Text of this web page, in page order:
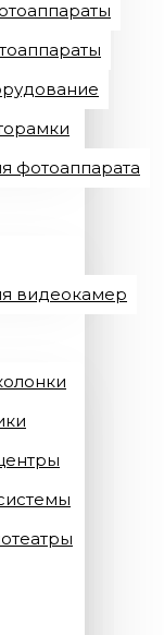
фотоаппарата
видеокамер